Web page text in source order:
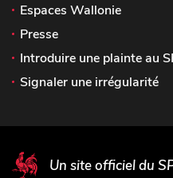
Espaces Wallonie
Presse
Introduire une plainte au
Signaler une irrégularité
Un site officiel du